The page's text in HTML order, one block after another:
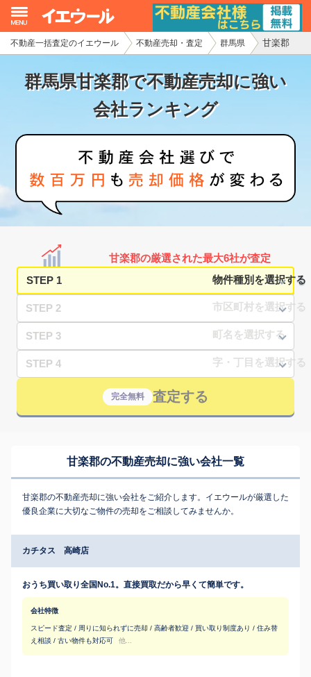
不動産一括査定のイエウール 不動産売却・査定 群馬県 甘楽郡
群馬県甘楽郡で不動産売却に強い
会社ランキング
甘楽郡の厳選された最大6社が査定
STEP 1
STEP 2
STEP 3
STEP 4
完全無料 査定する
甘楽郡の不動産売却に強い会社一覧
甘楽郡の不動産売却に強い会社をご紹介します。イエウールが厳選した
優良企業に大切なご物件の売却をご相談してみませんか。
カチタス 高崎店
おうち買い取り全国No.1。直接買取だから早くて簡単です。
会社特徴
スピード査定 / 周りに知られずに売却 / 高齢者歓迎 / 買い取り制度あり / 住み替
え相談 / 古い物件も対応可
他...
イエウール加盟希望の不動産会社様
初めての方へ
不動産の売却・一括査定
家査定シミュレーター
お問い合わせ